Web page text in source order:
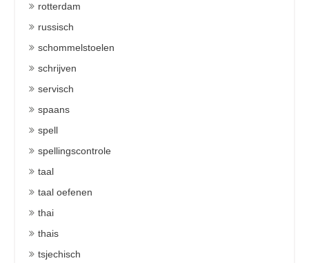
rotterdam
russisch
schommelstoelen
schrijven
servisch
spaans
spell
spellingscontrole
taal
taal oefenen
thai
thais
tsjechisch